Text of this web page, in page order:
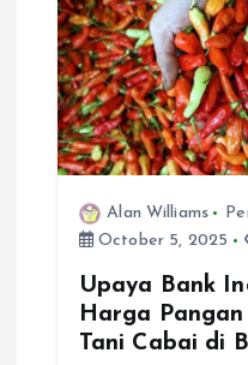
a
t
Alan Williams
October 5, 2025
Upaya Bank
Harga
Tani Cabai di